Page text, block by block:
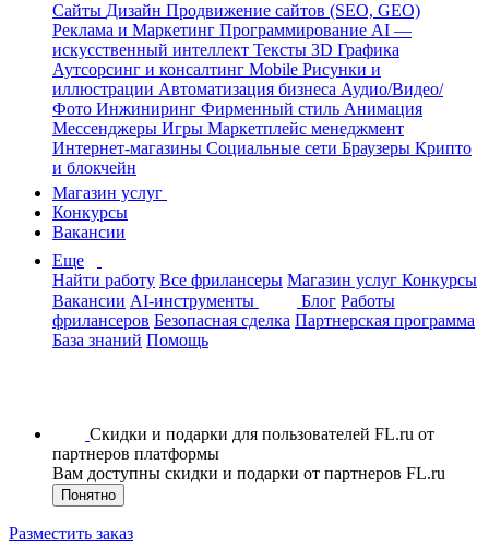
Сайты Дизайн Продвижение сайтов (SEO, GEO)
Реклама и Маркетинг Программирование AI —
искусственный интеллект Тексты 3D Графика
Аутсорсинг и консалтинг Mobile Рисунки и
иллюстрации Автоматизация бизнеса Аудио/Видео/
Фото Инжиниринг Фирменный стиль Анимация
Мессенджеры Игры Маркетплейс менеджмент
Интернет-магазины Социальные сети Браузеры Крипто
и блокчейн
Магазин услуг
Конкурсы
Вакансии
Еще
Найти работу Все фрилансеры Магазин услуг Конкурсы
Вакансии AI-инструменты Блог Работы
фрилансеров Безопасная сделка Партнерская программа
База знаний Помощь
Скидки и подарки для пользователей FL.ru от
партнеров платформы
Вам доступны скидки и подарки от партнеров FL.ru
Понятно
Разместить заказ